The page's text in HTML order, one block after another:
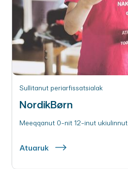
Sullitanut periarfissatsialak
NordikBørn
Meeqqanut 0-nit 12-inut ukiulinnut
Atuaruk